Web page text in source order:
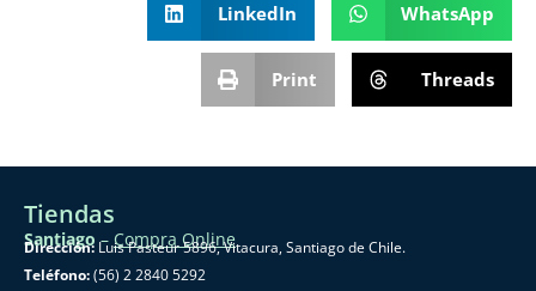
LinkedIn WhatsApp
Print Threads
Tiendas
Santiago – Compra Online
Dirección: Luis Pasteur 5896, Vitacura, Santiago de Chile.
Teléfono:(56) 2 2840 5292